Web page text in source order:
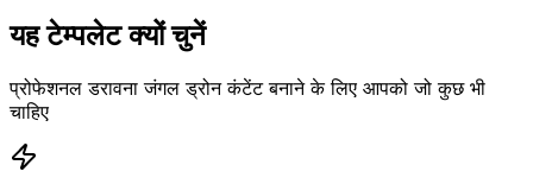
यह टेम्पलेट क्यों चुनें
प्रोफेशनल डरावना जंगल ड्रोन कंटेंट बनाने के लिए आपको जो कुछ भी
चाहिए